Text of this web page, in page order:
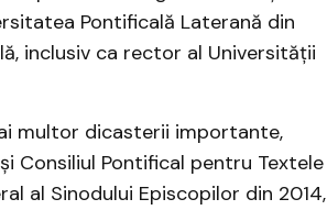
Pontificală Laterană din
inclusiv ca rector al Universității
multor dicasterii importante,
Consiliul Pontifical pentru Textele
al Sinodului Episcopilor din 2014,